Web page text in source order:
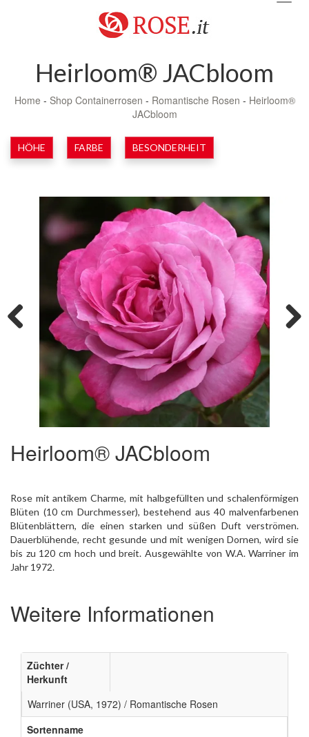
Heirloom® JACbloom
Home - Shop Containerrosen - Romantische Rosen - Heirloom®
JACbloom
HÖHE FARBE BESONDERHEIT
Previous
Heirloom® JACbloom
Rose mit antikem Charme, mit halbgefüllten und schalenförmigen
Blüten (10 cm Durchmesser), bestehend aus 40 malvenfarbenen
Blütenblättern, die einen starken und süßen Duft verströmen.
Dauerblühende, recht gesunde und mit wenigen Dornen, wird sie
bis zu 120 cm hoch und breit. Ausgewählte von W.A. Warriner im
Jahr 1972.
Weitere Informationen
Züchter /
Herkunft
Warriner (USA, 1972) / Romantische Rosen
Sortenname